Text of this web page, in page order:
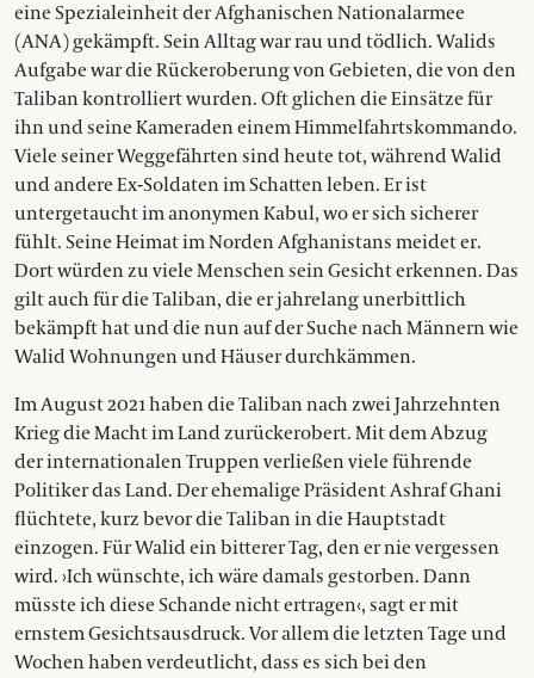
eine Spezialeinheit der Afghanischen Nationalarmee
(ANA) gekämpft. Sein Alltag war rau und tödlich. Walids
Aufgabe war die Rückeroberung von Gebieten, die von den
Taliban kontrolliert wurden. Oft glichen die Einsätze für
ihn und seine Kameraden einem Himmelfahrtskommando.
Viele seiner Weggefährten sind heute tot, während Walid
und andere Ex-Soldaten im Schatten leben. Er ist
untergetaucht im anonymen Kabul, wo er sich sicherer
fühlt. Seine Heimat im Norden Afghanistans meidet er.
Dort würden zu viele Menschen sein Gesicht erkennen. Das
gilt auch für die Taliban, die er jahrelang unerbittlich
bekämpft hat und die nun auf der Suche nach Männern wie
Walid Wohnungen und Häuser durchkämmen.
Im August 2021 haben die Taliban nach zwei Jahrzehnten
Krieg die Macht im Land zurückerobert. Mit dem Abzug
der internationalen Truppen verließen viele führende
Politiker das Land. Der ehemalige Präsident Ashraf Ghani
flüchtete, kurz bevor die Taliban in die Hauptstadt
einzogen. Für Walid ein bitterer Tag, den er nie vergessen
wird. ›Ich wünschte, ich wäre damals gestorben. Dann
müsste ich diese Schande nicht ertragen‹, sagt er mit
ernstem Gesichtsausdruck. Vor allem die letzten Tage und
Wochen haben verdeutlicht, dass es sich bei den